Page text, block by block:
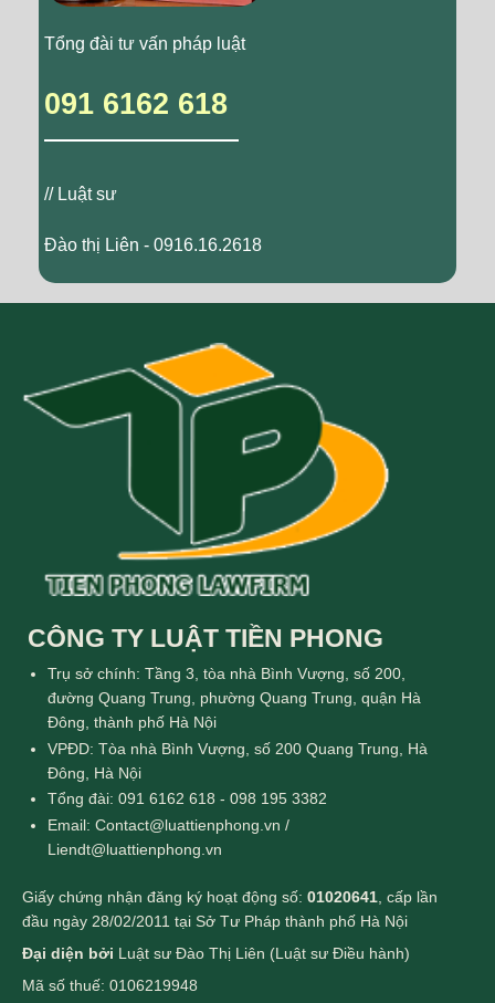
Tổng đài tư vấn pháp luật
091 6162 618
// Luật sư
Đào thị Liên - 0916.16.2618
CÔNG TY LUẬT TIỀN PHONG
Trụ sở chính: Tầng 3, tòa nhà Bình Vượng, số 200,
đường Quang Trung, phường Quang Trung, quận Hà
Đông, thành phố Hà Nội
VPĐD: Tòa nhà Bình Vượng, số 200 Quang Trung, Hà
Đông, Hà Nội
Tổng đài: 091 6162 618 - 098 195 3382
Email: Contact@luattienphong.vn /
Liendt@luattienphong.vn
Giấy chứng nhận đăng ký hoạt động số: 01020641 , cấp lần
đầu ngày 28/02/2011 tại Sở Tư Pháp thành phố Hà Nội
Đại diện bởi Luật sư Đào Thị Liên (Luật sư Điều hành)
Mã số thuế: 0106219948